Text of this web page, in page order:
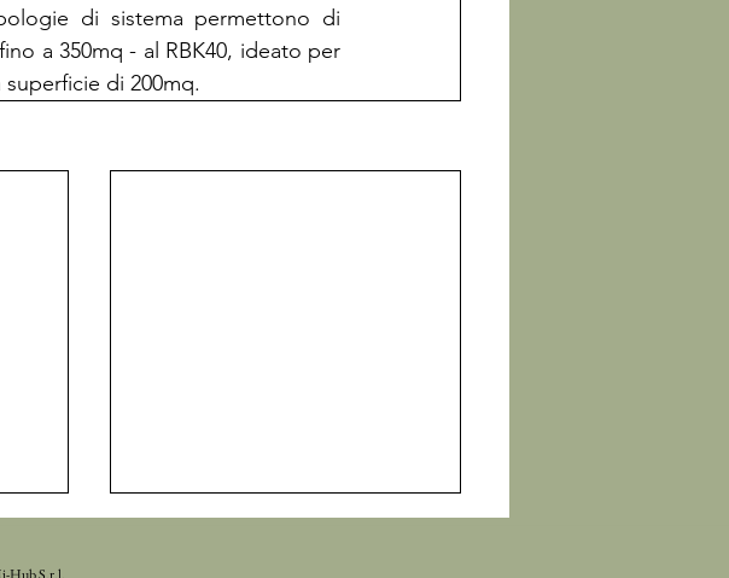
di sistema permettono di
a 350mq - al RBK40, ideato per
di 200mq.